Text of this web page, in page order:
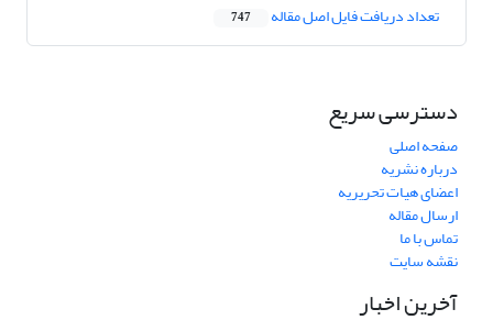
تعداد دریافت فایل اصل مقاله 747
دسترسی سریع
صفحه اصلی
درباره نشریه
اعضای هیات تحریریه
ارسال مقاله
تماس با ما
نقشه سایت
آخرین اخبار